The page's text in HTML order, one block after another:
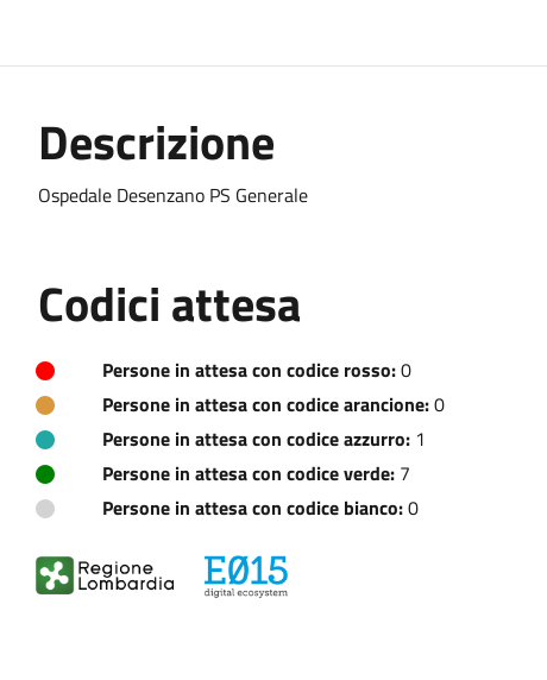
Descrizione
Ospedale Desenzano PS Generale
Codici attesa
Persone in attesa con codice rosso:0
Persone in attesa con codice arancione:0
Persone in attesa con codice azzurro:1
Persone in attesa con codice verde:7
Persone in attesa con codice bianco:0